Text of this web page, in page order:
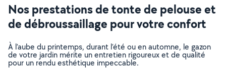
Nos prestations de tonte de pelouse et
de débroussaillage pour votre confort
À l’aube du printemps, durant l’été ou en automne, le gazon
de votre jardin mérite un entretien rigoureux et de qualité
pour un rendu esthétique impeccable.